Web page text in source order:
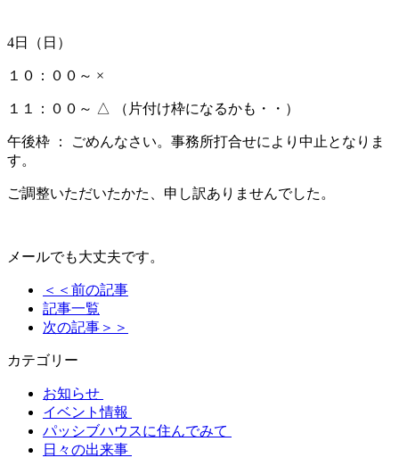
4日（日）
１０：００～ ×
１１：００～ △ （片付け枠になるかも・・）
午後枠 ： ごめんなさい。事務所打合せにより中止となりま
す。
ご調整いただいたかた、申し訳ありませんでした。
メールでも大丈夫です。
＜＜前の記事
記事一覧
次の記事＞＞
カテゴリー
お知らせ
イベント情報
パッシブハウスに住んでみて
日々の出来事